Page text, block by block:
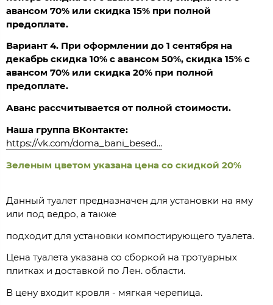
авансом 70% или скидка 15% при полной
предоплате.
Вариант 4. При оформлении до 1 сентября на
декабрь скидка 10% с авансом 50%, скидка 15% с
авансом 70% или скидка 20% при полной
предоплате.
Аванс рассчитывается от полной стоимости.
Наша группа ВКонтакте:
https://vk.com/doma_bani_besed...
Зеленым цветом указана цена со скидкой 20%
Данный туалет предназначен для установки на яму
или под ведро, а также
подходит для установки компостирующего туалета.
Цена туалета указана со сборкой на тротуарных
плитках и доставкой по Лен. области.
В цену входит кровля - мягкая черепица.